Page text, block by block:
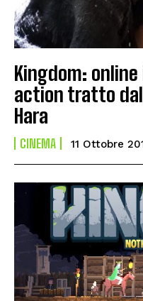
Kingdom:
action tratto
Hara
CINEMA 11 Ottobre